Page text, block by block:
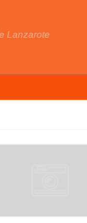
Lanzarote